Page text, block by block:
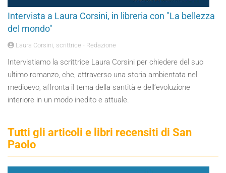
Intervista a Laura Corsini, in libreria con "La bellezza
del mondo"
Laura Corsini, scrittrice - Redazione
Intervistiamo la scrittrice Laura Corsini per chiedere del suo
ultimo romanzo, che, attraverso una storia ambientata nel
medioevo, affronta il tema della santità e dell’evoluzione
interiore in un modo inedito e attuale.
Tutti gli articoli e libri recensiti di San
Paolo